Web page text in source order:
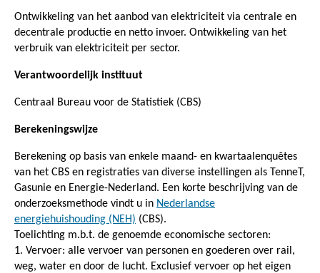
Ontwikkeling van het aanbod van elektriciteit via centrale en
decentrale productie en netto invoer. Ontwikkeling van het
verbruik van elektriciteit per sector.
Verantwoordelijk instituut
Centraal Bureau voor de Statistiek (CBS)
Berekeningswijze
Berekening op basis van enkele maand- en kwartaalenquêtes
van het CBS en registraties van diverse instellingen als TenneT,
Gasunie en Energie-Nederland. Een korte beschrijving van de
onderzoeksmethode vindt u in Nederlandse
energiehuishouding (NEH) (CBS).
Toelichting m.b.t. de genoemde economische sectoren:
1. Vervoer: alle vervoer van personen en goederen over rail,
weg, water en door de lucht. Exclusief vervoer op het eigen